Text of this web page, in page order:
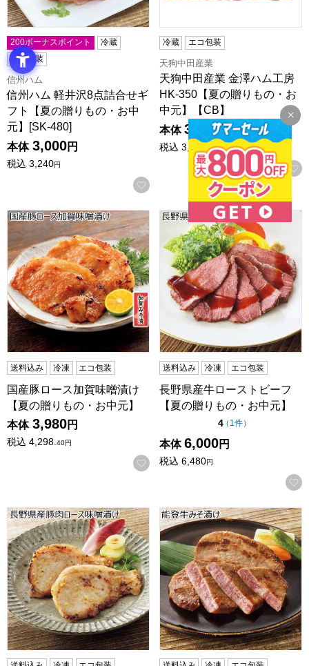
200ボーナスポイント
冷蔵
エコ包装
信州ハム
信州ハム 軽井沢8点詰合せギ
フト【夏の贈りもの・お中
元】[SK-480]
本体 3,000円
税込 3,240円
お気に入りに登録する
冷蔵 エコ包装
天狗中田産業
天狗中田産業 金澤ハム工房
HK-350【夏の贈りもの・お
中元】【CB】
本体 3,500円
税込 3,780 円
国産豚ロース加賀味噌漬け【夏の贈りもの・お中元】
送料込み 冷凍 エコ包装
国産豚ロース加賀味噌漬け
【夏の贈りもの・お中元】
本体 3,980円
税込 4,298.40円
お気に入りに登録する
長野県産牛ローストビーフ【
送料込み 冷凍 エコ包装
長野県産牛ローストビーフ
【夏の贈りもの・お中元】
4点（5点満点中）
（ 1件の評価
）
本体 6,000円
税込 6,480円
長野県産豚肉ロース味噌漬け【夏の贈りもの・お中元】
能登牛みそ漬け【夏の贈りも